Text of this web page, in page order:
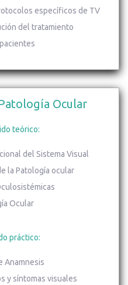
específicos de TV
del tratamiento
Ocular
teórico:
del Sistema Visual
la Patología ocular
Ocular
práctico:
Anamnesis
y síntomas visuales